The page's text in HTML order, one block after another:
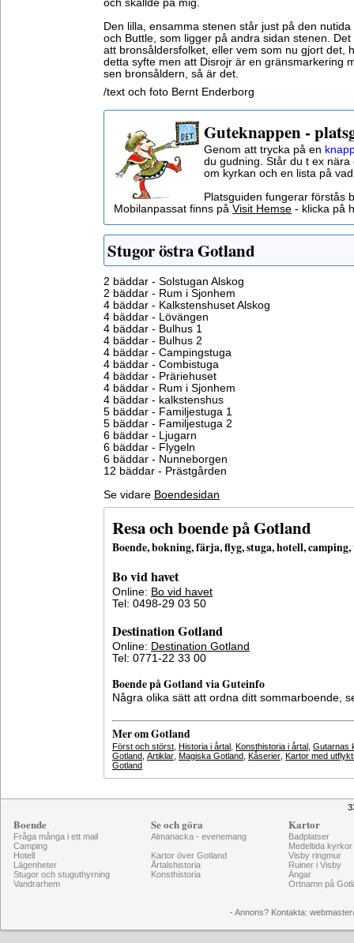
och skällde på mig.
Den lilla, ensamma stenen står just på den
och Buttle, som ligger på andra sidan stenen.
att bronsåldersfolket, eller vem som nu gjort det,
detta syfte men att Disrojr är en gränsmarkering
sen bronsåldern, så är det.
/text och foto Bernt Enderborg
Guteknappen -
Genom att trycka på en
du gudning. Står du t ex
om kyrkan och en lista på
Platsguiden fungerar förstås
Mobilanpassat finns på Visit Hemse - klicka på
Stugor östra Gotland
2 bäddar - Solstugan Alskog
2 bäddar - Rum i Sjonhem
4 bäddar - Kalkstenshuset Alskog
4 bäddar - Lövängen
4 bäddar - Bulhus 1
4 bäddar - Bulhus 2
4 bäddar - Campingstuga
4 bäddar - Combistuga
4 bäddar - Präriehuset
4 bäddar - Rum i Sjonhem
4 bäddar - kalkstenshus
5 bäddar - Familjestuga 1
5 bäddar - Familjestuga 2
6 bäddar - Ljugarn
6 bäddar - Flygeln
6 bäddar - Nunneborgen
12 bäddar - Prästgården
Se vidare Boendesidan
Resa och boende på Gotland
Boende, bokning, färja, flyg, stuga, hotell,
Bo vid havet
Online: Bo vid havet
Tel: 0498-29 03 50
Destination Gotland
Online: Destination Gotland
Tel: 0771-22 33 00
Boende på Gotland via Guteinfo
Några olika sätt att ordna ditt sommarboende,
Mer om Gotland
Först och störst Historia i årtal Konsthistoria i årtal Gutarnas
Gotland Artiklar Magiska Gotland Kåserier Kartor med
Gotland
Boende
Fråga många i ett mail
Camping
Hotell
Lägenheter
Stugor och stuguthyrning
Vandrarhem
Se och göra
Almanacka - evenemang
Kartor över Gotland
Årtalshistoria
Konsthistoria
Kartor
Badplatser
Medeltida kyrkor
Visby ringmur
Ruiner i Visby
Ängar
Ortnamn på
- Annons? Kontakta: